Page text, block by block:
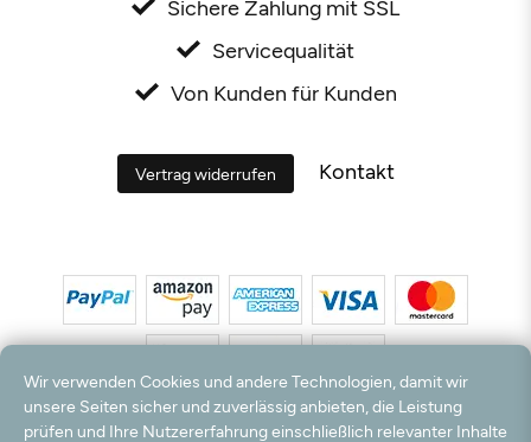
Sichere Zahlung mit SSL
Servicequalität
Von Kunden für Kunden
Vertrag widerrufen Kontakt
*Alle Preise inkl. MwSt. und zzgl. Versandkosten. **Kostenloser Versand und Rückversand
Wir verwenden Cookies und andere Technologien, damit wir
unsere Seiten sicher und zuverlässig anbieten, die Leistung
prüfen und Ihre Nutzererfahrung einschließlich relevanter Inhalte